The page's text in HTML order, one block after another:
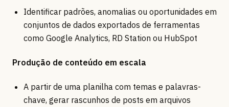
Identificar padrões, anomalias ou oportunidades em
conjuntos de dados exportados de ferramentas
como Google Analytics, RD Station ou HubSpot
Produção de conteúdo em escala
A partir de uma planilha com temas e palavras-
chave, gerar rascunhos de posts em arquivos